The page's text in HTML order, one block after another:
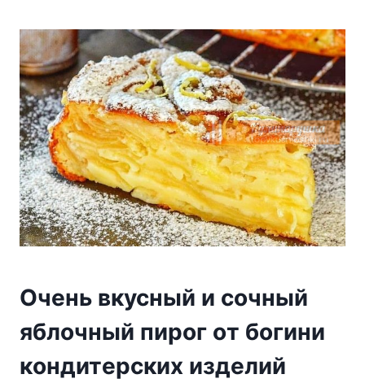
Oчeнь вкycный и coчный
яблoчный пиpoг oт бoгини
кoндитepcкиx издeлий